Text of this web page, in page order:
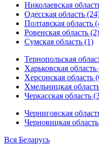
Николаевская
Одесская область
Полтавская область
Ровенская область (2)
Сумская область (1)
Тернопольская
Харьковская область
Херсонская область
Хмельницкая
Черкасская область
Черниговская
Черновицкая
Вся Беларусь